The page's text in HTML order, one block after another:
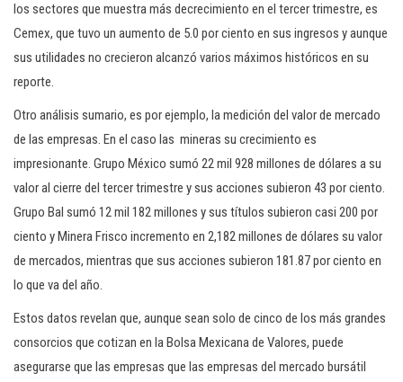
los sectores que muestra más decrecimiento en el tercer trimestre, es
Cemex, que tuvo un aumento de 5.0 por ciento en sus ingresos y aunque
sus utilidades no crecieron alcanzó varios máximos históricos en su
reporte.
Otro análisis sumario, es por ejemplo, la medición del valor de mercado
de las empresas. En el caso las mineras su crecimiento es
impresionante. Grupo México sumó 22 mil 928 millones de dólares a su
valor al cierre del tercer trimestre y sus acciones subieron 43 por ciento.
Grupo Bal sumó 12 mil 182 millones y sus títulos subieron casi 200 por
ciento y Minera Frisco incremento en 2,182 millones de dólares su valor
de mercados, mientras que sus acciones subieron 181.87 por ciento en
lo que va del año.
Estos datos revelan que, aunque sean solo de cinco de los más grandes
consorcios que cotizan en la Bolsa Mexicana de Valores, puede
asegurarse que las empresas que las empresas del mercado bursátil